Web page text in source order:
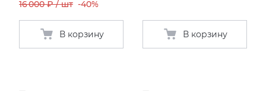
16 000 ₽ / шт -40%
В корзину В корзину